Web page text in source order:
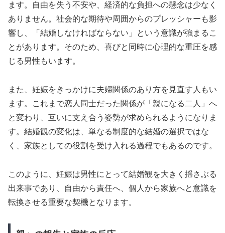
ます。自由を失う不安や、経済的な負担への懸念は少なく
ありません。社会的な期待や周囲からのプレッシャーも影
響し、「結婚しなければならない」という意識が強まるこ
とがあります。そのため、喜びと同時に心理的な重圧を感
じる男性もいます。
また、妊娠をきっかけに夫婦関係のあり方を見直す人もい
ます。これまで恋人同士だった関係が「親になる二人」へ
と変わり、互いに支え合う姿勢が求められるようになりま
す。結婚観の変化は、単なる制度的な結婚の選択ではな
く、家族としての役割を受け入れる過程でもあるのです。
このように、妊娠は男性にとって結婚観を大きく揺さぶる
出来事であり、自由から責任へ、個人から家族へと意識を
転換させる重要な契機となります。